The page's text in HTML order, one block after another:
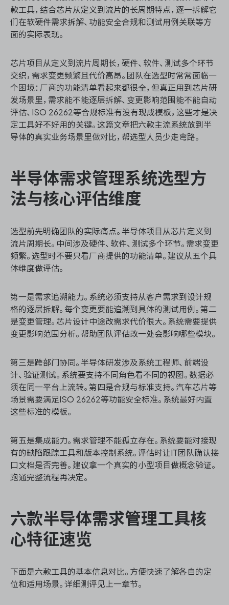
ONES 资讯
款工具，结合芯片从定义到流片的长周期特点，逐一拆解它
们在软硬件需求拆解、功能安全合规和测试用例关联等方
面的实际表现。
芯片项目从定义到流片周期长，硬件、软件、测试多个环节
交织，需求变更频繁且代价高昂。团队在选型时常常面临一
个困境：厂商的功能清单看起来都很全，但真正用到芯片研
发场景里，需求能不能逐层拆解、变更影响范围能不能自动
评估、ISO 26262等合规标准有没有现成模板，这些才是决
定工具好不好用的关键。这篇文章把六款主流系统放到半
导体的真实业务场景里做对比，帮选型人员少走弯路。
半导体需求管理系统选型方
法与核心评估维度
选型前先明确团队的实际痛点。半导体项目从芯片定义到
流片周期长。中间涉及硬件、软件、测试多个环节。需求变更
频繁。选型时不要只看厂商提供的功能清单。建议从五个具
体维度做评估。
第一是需求追溯能力。系统必须支持从客户需求到设计规
格的逐层拆解。每个变更要能追溯到具体的测试用例。第二
是变更管理。芯片设计中途改需求代价很大。系统需要提供
变更影响范围分析。帮助团队评估改一处会影响哪些模块。
第三是跨部门协同。半导体研发涉及系统工程师、前端设
计、验证测试。系统要支持不同角色看不同的视图。数据必
须在同一平台上流转。第四是合规与标准支持。汽车芯片等
场景需要满足ISO 26262等功能安全标准。系统最好内置
这些标准的模板。
第五是集成能力。需求管理不能孤立存在。系统要能对接现
有的缺陷跟踪工具和版本控制系统。评估时让IT团队确认接
口文档是否完善。建议拿一个真实的小型项目做概念验证。
跑通完整流程再决定。
六款半导体需求管理工具核
心特征速览
下面是六款工具的基本信息对比。方便快速了解各自的定
位和适用场景。详细测评见上一章节。